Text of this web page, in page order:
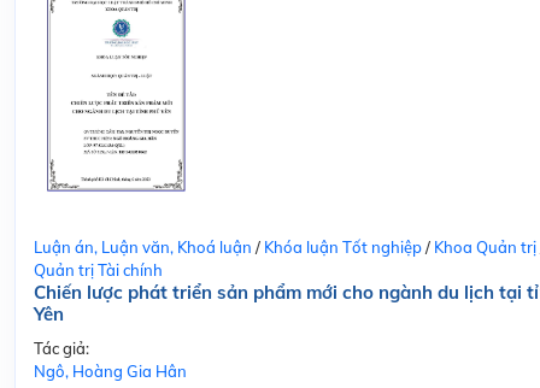
Luận án, Luận văn, Khoá luận / Khóa luận Tốt nghiệp/ Khoa Quản trị
Quản trị Tài chính
Chiến lược phát triển sản phẩm mới cho ngành du lịch tại
Yên
Tác giả:
Ngô, Hoàng Gia Hân